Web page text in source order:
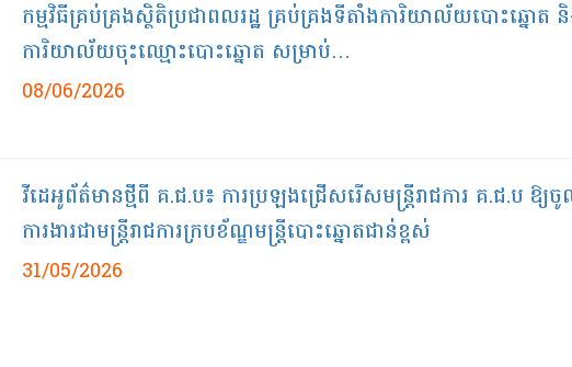
កម្មវិធីគ្រប់គ្រងស្ថិតិប្រជាពលរដ្ឋ គ្រប់គ្រងទីតាំងការិយាល័យបោះឆ្នោត
ការិយាល័យចុះឈ្មោះបោះឆ្នោត សម្រាប់…
08/06/2026
វីដេអូព័ត៌មាន​ថ្មី​ពី​ គ.ជ.ប៖​ ការប្រឡងជ្រើសរើសមន្រ្តីរាជការ គ.ជ.ប ឱ្យ
ការងារជាមន្ត្រីរាជការក្របខ័ណ្ឌមន្ត្រីបោះឆ្នោតជាន់ខ្ពស់
31/05/2026